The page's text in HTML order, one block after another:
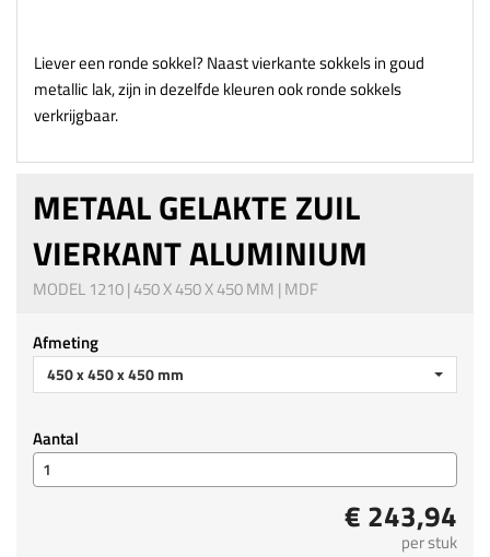
Liever een ronde sokkel? Naast vierkante sokkels in goud
metallic lak, zijn in dezelfde kleuren ook ronde sokkels
verkrijgbaar.
METAAL GELAKTE ZUIL
VIERKANT ALUMINIUM
MODEL 1210 | 450 X 450 X 450 MM | MDF
Afmeting
450 x 450 x 450 mm
Aantal
€ 243,94
per stuk